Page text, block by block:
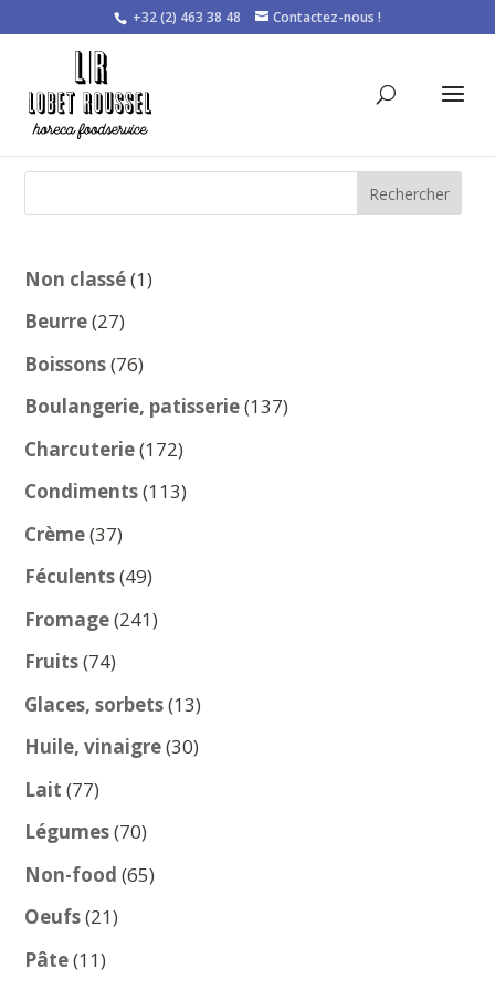
+32 (2) 463 38 48 Contactez-nous !
Rechercher
Non classé 11
Beurre 2727
produits
Boissons 7676
produits
Boulangerie, patisserie 137137
Charcuterie 172172
produits
Condiments 113113
Crème 3737
produits
Féculents 4949
produits
Fromage 241241
Fruits 7474
produits
Glaces, sorbets 1313
produits
Huile, vinaigre 3030
Lait 7777
produits
Légumes 7070
produits
Non-food 6565
Oeufs 2121
Pâte 1111